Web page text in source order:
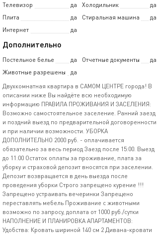
Телевизор да Холодильник
да
Плита
да Стиральная машина
да
Интернет
да
Дополнительно
Постельное белье да Отчетные документы
да
Животные разрешены
да
Двухкомнатная квартира в САМОМ ЦЕНТРЕ города! В
описaнии ниже Bы нaйдёте всю необходимую
информацию ПРАВИЛА ПРОЖИВАНИЯ И ЗАСЕЛЕНИЯ:
Возможно самостоятельное заселение. Ранний заезд
и поздний выезд по предварительной договоренности
и при наличии возможности. УБОРКА
ДОПОЛНИТЕЛЬНО 2000 руб. - оплачивается
обязательно за весь период Заезд после 15:00. Выезд
до 11:00 Остаток оплаты за проживание, плата за
уборку и страховой депозит вносятся при заселении.
Депозит возвращается в день выезда после
проведения уборки Строго запрещено курение !!!
Запрещено устраивать вечеринки Запрещено
переставлять мебель Проживание с животными
возможно по запросу, доплата от 1000 руб./сутки
НАПОЛНЕНИЕ И ПЛАНИРОВКА АПАРТАМЕНТОВ:
Удобства: Кровать шириной 140 см 2 Дивана-кровати